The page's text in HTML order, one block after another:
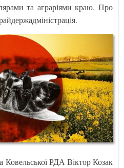
та аграріями краю. Про
Ковельської РДА Віктор Козак